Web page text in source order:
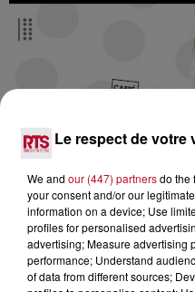
19 décembre 2022
Le respect de votre
We and our (447) partnersdo the
your consent and/or our
information on a device; Use
profiles for personalised
advertising; Measure advertising
performance; Understand
of data from different sources;